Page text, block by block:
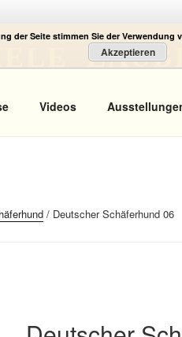
Videos
/ Deutscher Schäferhund 06
der Seite stimmen Sie der Verwendung
Akzeptieren